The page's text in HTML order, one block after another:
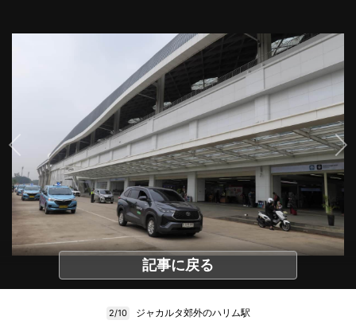
記事に戻る
2/10 ジャカルタ郊外のハリム駅